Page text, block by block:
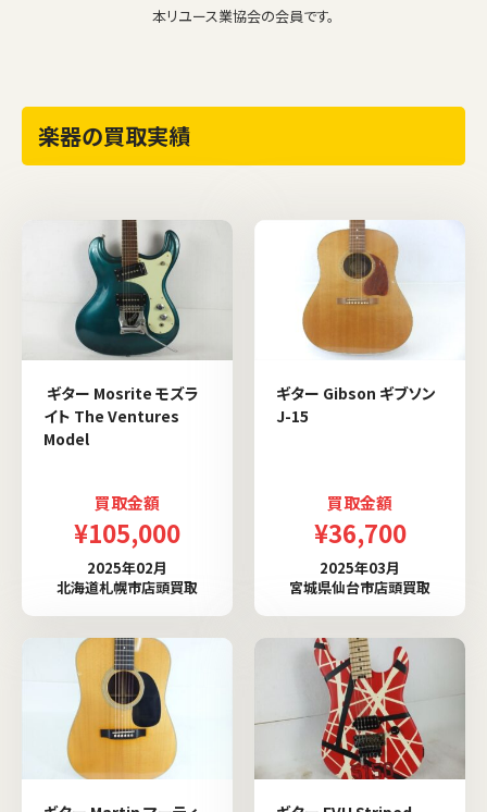
本リユース業協会の会員です。
楽器の買取実績
ギター Mosrite モズラ
イト The Ventures
Model
買取金額
¥105,000
2025年02月
北海道札幌市店頭買取
ギター Gibson ギブソン
J-15
買取金額
¥36,700
2025年03月
宮城県仙台市店頭買取